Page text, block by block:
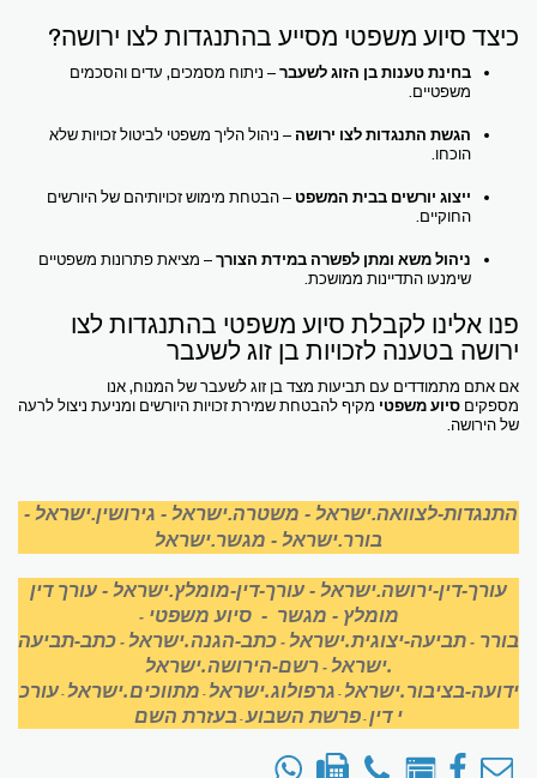
כיצד סיוע משפטי מסייע בהתנגדות לצו ירושה?
בחינת טענות בן הזוג לשעבר– ניתוח מסמכים, עדים והסכמים
משפטיים.
הגשת התנגדות לצו ירושה – ניהול הליך משפטי לביטול זכויות שלא
הוכחו.
ייצוג יורשים בבית המשפט – הבטחת מימוש זכויותיהם של היורשים
החוקיים.
ניהול משא ומתן לפשרה במידת הצורך– מציאת פתרונות משפטיים
שימנעו התדיינות ממושכת.
פנו אלינו לקבלת סיוע משפטי בהתנגדות לצו
ירושה בטענה לזכויות בן זוג לשעבר
אם אתם מתמודדים עם תביעות מצד בן זוג לשעבר של המנוח, אנו
מספקים סיוע משפטי מקיף להבטחת שמירת זכויות היורשים ומניעת ניצול לרעה
של הירושה.
התנגדות-לצוואה.ישראל - משטרה.ישראל - גירושין.ישראל -
בורר.ישראל - מגשר.ישראל
עורך-דין-ירושה.ישראל - עורך-דין-מומלץ.ישראל - עורך דין
מומלץ - מגשר -סיוע משפטי -
בורר - תביעה-יצוגית.ישראל - כתב-הגנה.ישראל - כתב-תביעה
.ישראל -רשם-הירושה.ישראל
ידועה-בציבור.ישראל - גרפולוג.ישראל - מתווכים.ישראל - עורכ
י דין - פרשת השבוע- בעזרת השם